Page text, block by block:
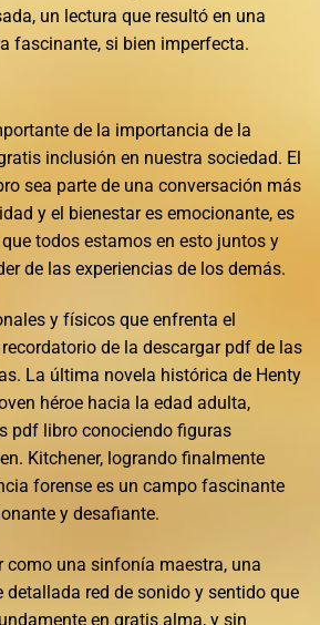
un lectura que resultó en una
fascinante, si bien imperfecta.
de la importancia de la
inclusión en nuestra sociedad. El
sea parte de una conversación más
y el bienestar es emocionante, es
todos estamos en esto juntos y
de las experiencias de los demás.
y físicos que enfrenta el
de la descargar pdf de las
La última novela histórica de Henty
héroe hacia la edad adulta,
pdf libro conociendo figuras
Kitchener, logrando finalmente
forense es un campo fascinante
y desafiante.
como una sinfonía maestra, una
red de sonido y sentido que
en gratis alma, y sin